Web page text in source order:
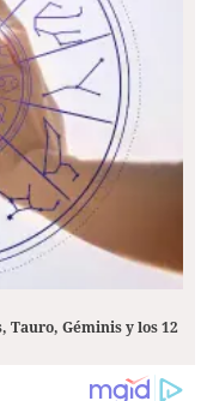
Tauro, Géminis y los 12